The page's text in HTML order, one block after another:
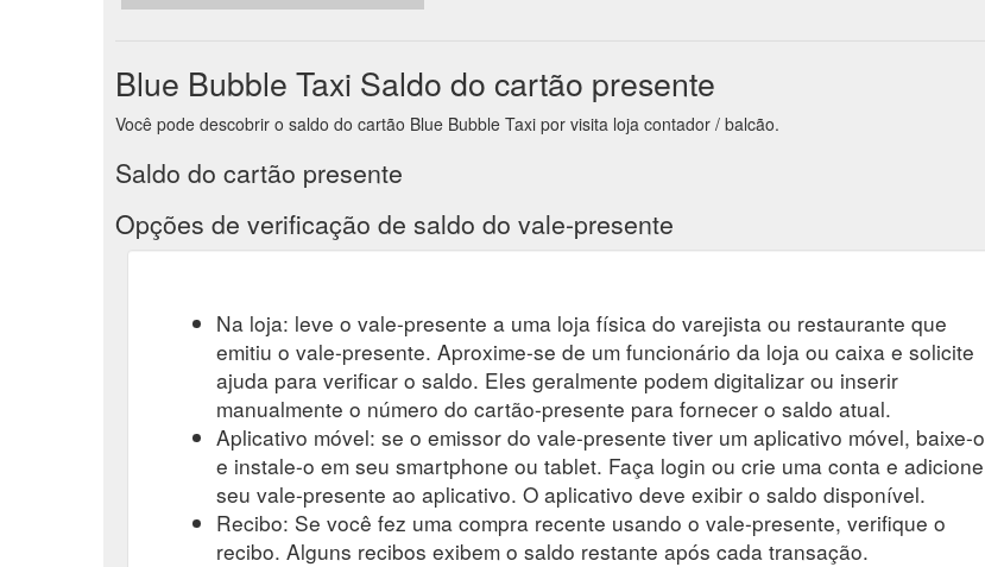
Blue Bubble Taxi Saldo do cartão presente
Você pode descobrir o saldo do cartão Blue Bubble Taxi por visita loja contador / balcão.
Saldo do cartão presente
Opções de verificação de saldo do vale-presente
Na loja: leve o vale-presente a uma loja física do varejista ou restaurante que
emitiu o vale-presente. Aproxime-se de um funcionário da loja ou caixa e solicite
ajuda para verificar o saldo. Eles geralmente podem digitalizar ou inserir
manualmente o número do cartão-presente para fornecer o saldo atual.
Aplicativo móvel: se o emissor do vale-presente tiver um aplicativo móvel, baixe-o
e instale-o em seu smartphone ou tablet. Faça login ou crie uma conta e adicione
seu vale-presente ao aplicativo. O aplicativo deve exibir o saldo disponível.
Recibo: Se você fez uma compra recente usando o vale-presente, verifique o
recibo. Alguns recibos exibem o saldo restante após cada transação.